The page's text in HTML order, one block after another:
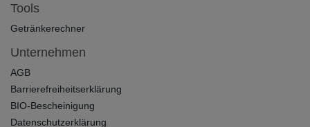
Tools
Getränkerechner
Unternehmen
AGB
Barrierefreiheitserklärung
BIO-Bescheinigung
Datenschutzerklärung